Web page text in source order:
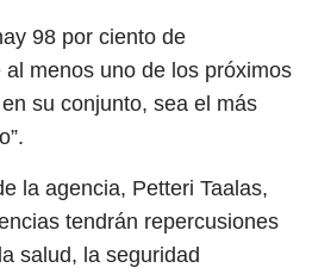
98 por ciento de
menos uno de los próximos
su conjunto, sea el más
la agencia, Petteri Taalas,
tendrán repercusiones
salud, la seguridad